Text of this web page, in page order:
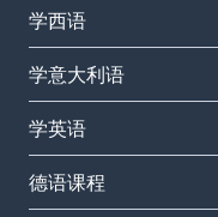
学西语
学意大利语
学英语
德语课程